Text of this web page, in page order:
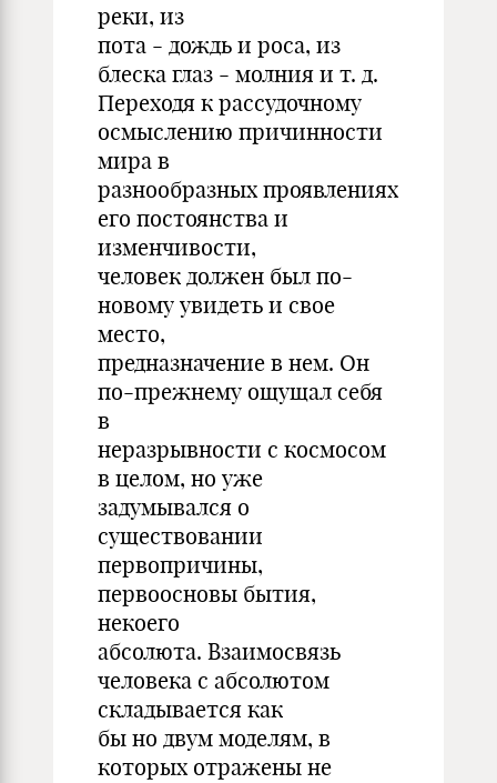
реки, из
пота - дождь и роса, из
блеска глаз - молния и т. д.
Переходя к рассудочному
осмыслению причинности
мира в
разнообразных проявлениях
его постоянства и
изменчивости,
человек должен был по-
новому увидеть и свое
место,
предназначение в нем. Он
по-прежнему ощущал себя
в
неразрывности с космосом
в целом, но уже
задумывался о
существовании
первопричины,
первоосновы бытия,
некоего
абсолюта. Взаимосвязь
человека с абсолютом
складывается как
бы но двум моделям, в
которых отражены не